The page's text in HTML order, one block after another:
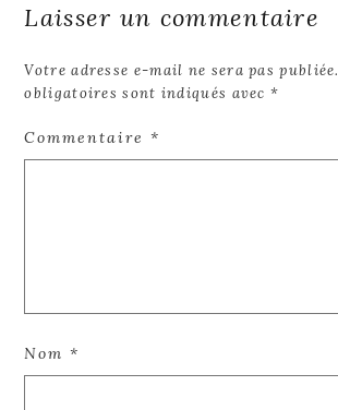
Laisser un commentaire
Votre adresse e-mail ne sera pas publiée.
obligatoires sont indiqués avec*
Commentaire*
Nom*